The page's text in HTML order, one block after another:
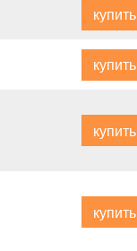
купить
купить
купить
купить